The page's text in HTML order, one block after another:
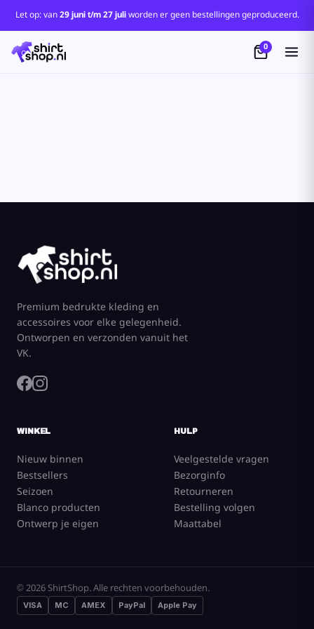
Let op: van29 juni t/m 27 juliworden er geen bestellingen geproduceerd.
0
Premium bedrukte kleding en
accessoires voor elke gelegenheid.
Ontworpen en verzonden vanuit het
VK.
WINKEL
Nieuw binnen
Bestsellers
Seizoen
Blanco producten
Ontwerp je eigen
HULP
Veelgestelde vragen
Bezorginfo
Retourneren
Bestelling volgen
Maattabel
© 2026 ShirtShop. Alle rechten voorbehouden.
VISA MC AMEX PayPal Apple Pay